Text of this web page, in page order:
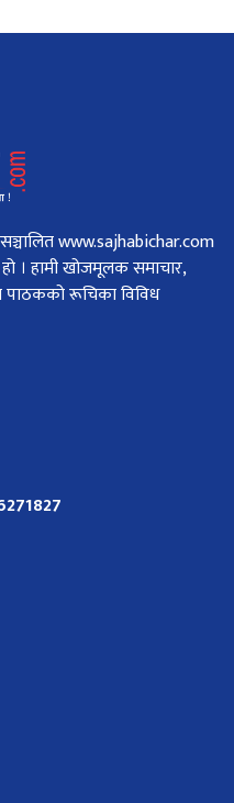
सञ्चालित www.sajhabichar.com
। हामी खोजमूलक समाचार,
पाठकको रूचिका विविध